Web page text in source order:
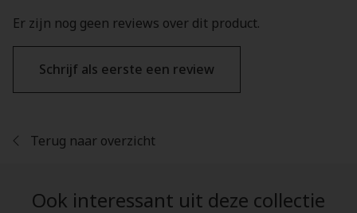
Er zijn nog geen reviews over dit product.
Schrijf als eerste een review
Terug naar overzicht
Ook interessant uit deze collectie